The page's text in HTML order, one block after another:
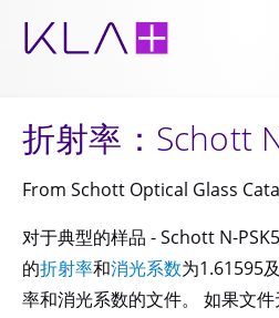
折射率：Schott
From Schott Optical Glass
对于典型的样品 - Schott N-
的折射率和消光系数为1.61595
率和消光系数的文件。 如果文